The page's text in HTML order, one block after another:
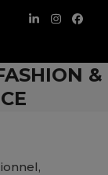
LinkedIn
&